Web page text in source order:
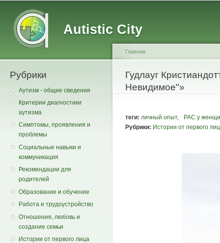
Autistic City
Рубрики
Аутизм - общие сведения
Критерии диагностики
аутизма
Симптомы, проявления и
проблемы
Социальные навыки и
коммуникация
Рекомендации для
родителей
Образование и обучение
Работа и трудоустройство
Отношения, любовь и
создание семьи
Истории от первого лица
You are here
Главная
Гудлауг
Невидимое"»
теги: личный опыт,
РАС у
Рубрики: Истории от первого